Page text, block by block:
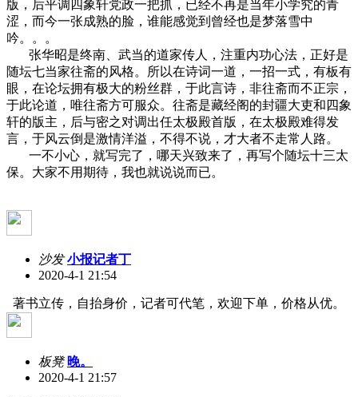
版，后平调四象轩党政一把抓，已经不再是当年小学究的青
涩，而今一张成熟的脸，谁能感觉到曾经也是梦落雪中
吟。。。
张华昭是终南、武当的道家传人，注重内功心法，正好是
随坛七当家往斋的风格。所以在诗词一道，一招一式，有板有
眼，在论坛拥有极大的粉丝群，于此言诗，非往斋而不正宗，
于此论道，唯往斋方可服众。往斋是藏经阁的封疆大吏和四象
轩的版主，后与密之对调出任太极殿首版，在太极殿难得发
言，于风云倒是激情洋溢，不得不说，才大者不走常人路。
一不小心，就写完了，哪天兴致来了，再写个随坛十三太
保。大家不用期待，我也就说说而已。
沙发 小报记者丁
2020-4-1 21:54
著书立传，自抬身价，记者可代笔，欢迎下单，价格从优。
板凳 晚。
2020-4-1 21:57